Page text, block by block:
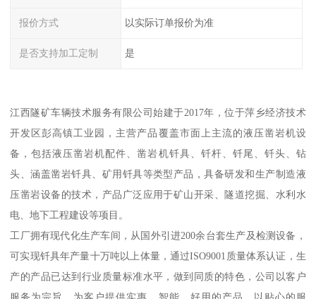
报价方式 以实际订单报价为准
是否支持加工定制 是
江西隧矿车辆技术服务有限公司始建于2017年，位于萍乡经济技术
开发区彭高镇工业园，主营产品覆盖市面上主流的液压凿岩机设
备，包括液压凿岩机配件、凿岩机钎具、钎杆、钎尾、钎头、钻
头、涵盖凿岩钎具、矿用钎具等类型产品，具备研发和生产制造液
压凿岩设备的技术，产品广泛应用于矿山开采、隧道挖掘、水利水
电、地下工程建设等项目。
工厂拥有现代化生产车间，从国外引进200余台套生产及检测设备，
可实现钎具年产量十万吨以上体量，通过ISO9001质量体系认证，生
产的产品已达到行业质量标准水平，做到同质的特色，公司以客户